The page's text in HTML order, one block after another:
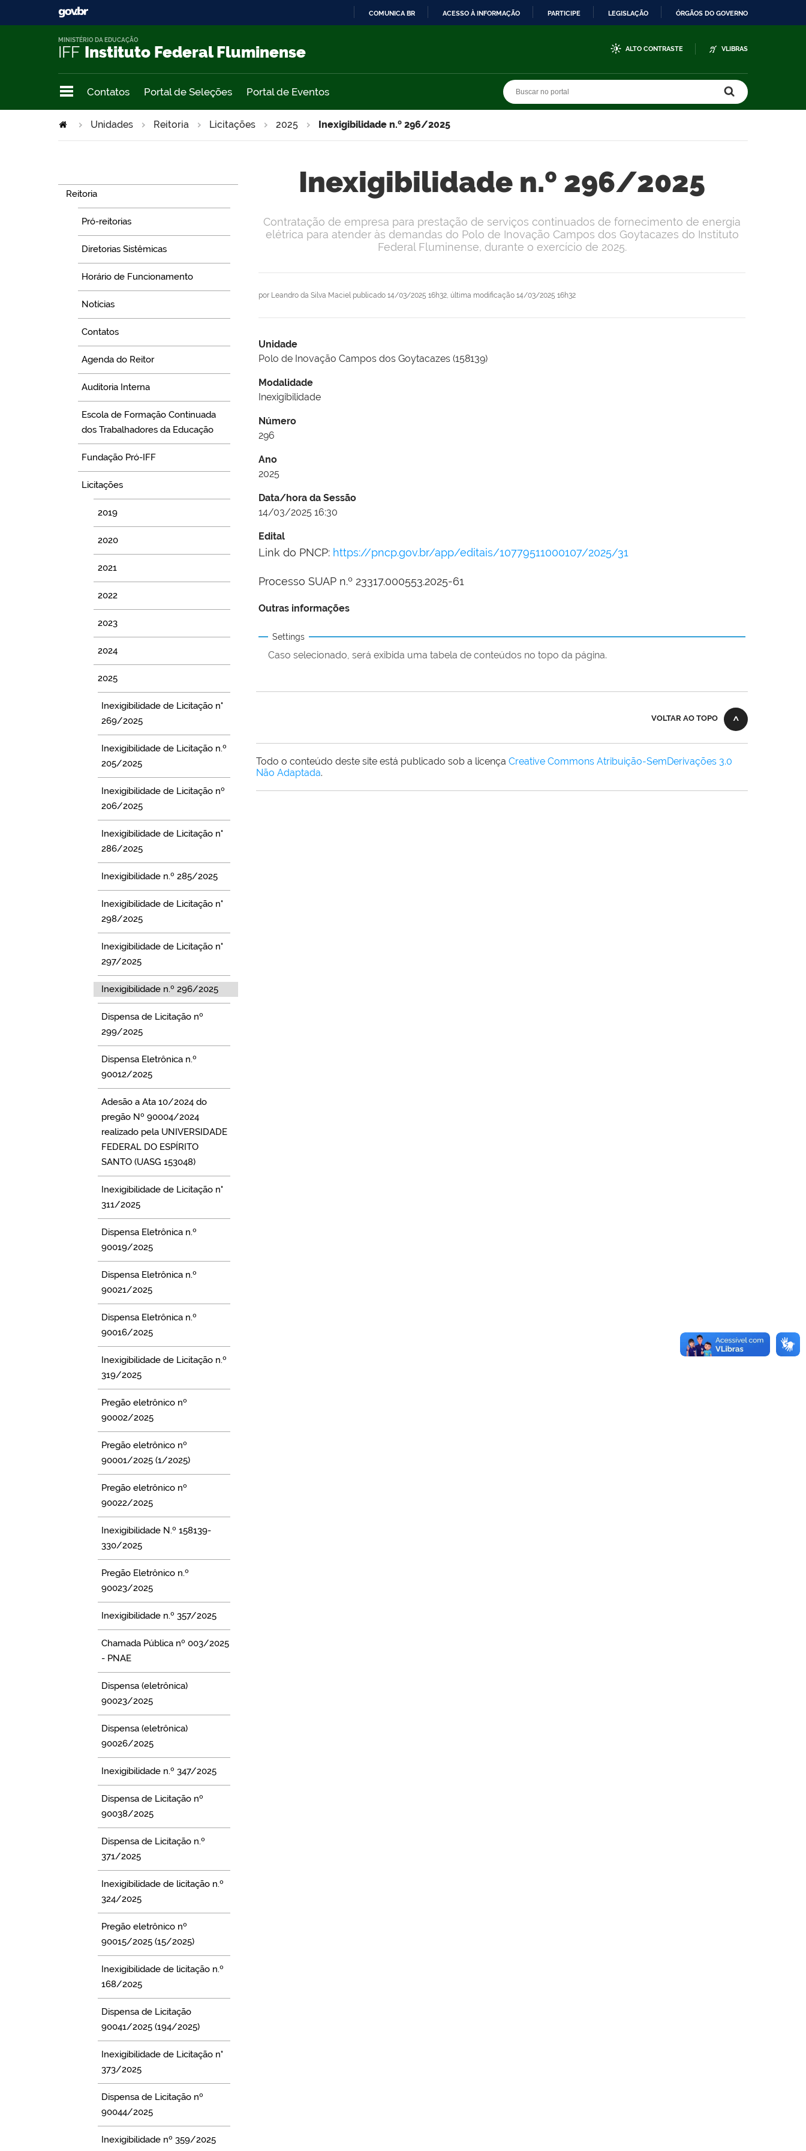
COMUNICA BR ACESSO À INFORMAÇÃO PARTICIPE LEGISLAÇÃO ÓRGÃOS DO GOVERNO
IFF Instituto Federal Fluminense
MINISTÉRIO DA EDUCAÇÃO
ALTO CONTRASTE VLIBRAS
Contatos Portal de Seleções Portal de Eventos
Unidades Reitoria Licitações 2025 Inexigibilidade n.º 296/2025
Reitoria
Pró-reitorias
Diretorias Sistêmicas
Horário de Funcionamento
Notícias
Contatos
Agenda do Reitor
Auditoria Interna
Escola de Formação Continuada
dos Trabalhadores da Educação
Fundação Pró-IFF
Licitações
2019
2020
2021
2022
2023
2024
2025
Inexigibilidade de Licitação n°
269/2025
Inexigibilidade de Licitação n.º
205/2025
Inexigibilidade de Licitação nº
206/2025
Inexigibilidade de Licitação n°
286/2025
Inexigibilidade n.º 285/2025
Inexigibilidade de Licitação n°
298/2025
Inexigibilidade de Licitação n°
297/2025
Inexigibilidade n.º 296/2025
Dispensa de Licitação nº
299/2025
Dispensa Eletrônica n.º
90012/2025
Adesão a Ata 10/2024 do
pregão Nº 90004/2024
realizado pela UNIVERSIDADE
FEDERAL DO ESPÍRITO
SANTO (UASG 153048)
Inexigibilidade de Licitação n°
311/2025
Dispensa Eletrônica n.º
90019/2025
Dispensa Eletrônica n.º
90021/2025
Dispensa Eletrônica n.º
90016/2025
Inexigibilidade de Licitação n.º
319/2025
Pregão eletrônico nº
90002/2025
Pregão eletrônico nº
90001/2025 (1/2025)
Pregão eletrônico nº
90022/2025
Inexigibilidade N.º 158139-
330/2025
Pregão Eletrônico n.º
90023/2025
Inexigibilidade n.º 357/2025
Chamada Pública nº 003/2025
- PNAE
Dispensa (eletrônica)
90023/2025
Dispensa (eletrônica)
90026/2025
Inexigibilidade n.º 347/2025
Dispensa de Licitação nº
90038/2025
Dispensa de Licitação n.º
371/2025
Inexigibilidade de licitação n.º
324/2025
Pregão eletrônico nº
90015/2025 (15/2025)
Inexigibilidade de licitação n.º
168/2025
Dispensa de Licitação
90041/2025 (194/2025)
Inexigibilidade de Licitação n°
373/2025
Dispensa de Licitação nº
90044/2025
Inexigibilidade nº 359/2025
Inexigibilidade n.º 296/2025
por Leandro da Silva Maciel publicado 14/03/2025 16h32, última modificação 14/03/2025 16h32
Contratação de empresa para prestação de serviços continuados de fornecimento de energia
elétrica para atender às demandas do Polo de Inovação Campos dos Goytacazes do Instituto
Federal Fluminense, durante o exercício de 2025.
Unidade
Polo de Inovação Campos dos Goytacazes (158139)
Modalidade
Inexigibilidade
Número
296
Ano
2025
Data/hora da Sessão
14/03/2025 16:30
Edital
Link do PNCP: https://pncp.gov.br/app/editais/10779511000107/2025/31
Processo SUAP n.º 23317.000553.2025-61
Outras informações
Settings
Caso selecionado, será exibida uma tabela de conteúdos no topo da página.
VOLTAR AO TOPO
Todo o conteúdo deste site está publicado sob a licença Creative Commons Atribuição-SemDerivações 3.0
Não Adaptada.